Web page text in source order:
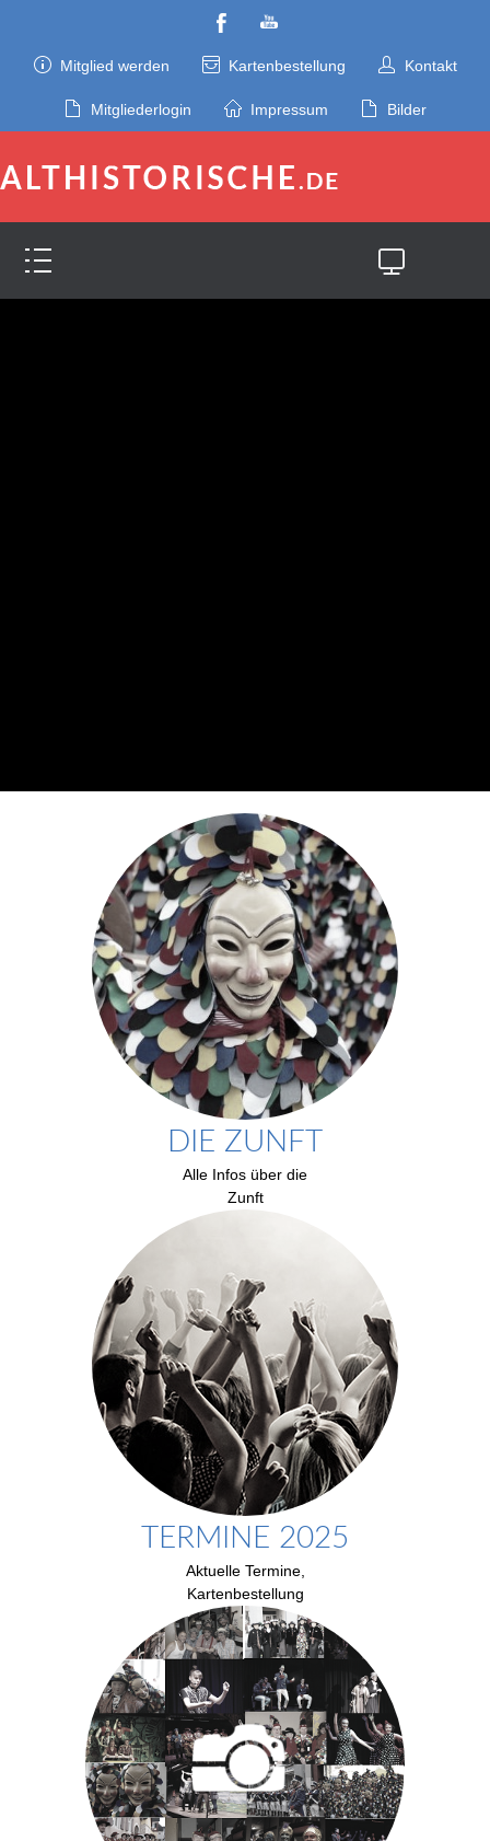
Mitglied werden Kartenbestellung Kontakt
Mitgliederlogin Impressum Bilder
DIE ZUNFT
Alle Infos über die
Zunft
TERMINE 2025
Aktuelle Termine,
Kartenbestellung